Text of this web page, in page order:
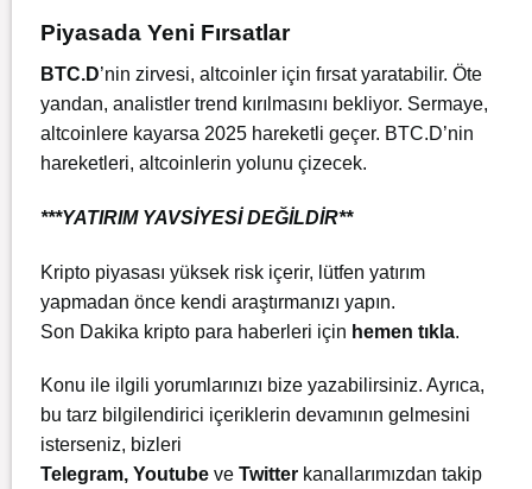
Piyasada Yeni Fırsatlar
BTC.D’nin zirvesi, altcoinler için fırsat yaratabilir. Öte
yandan, analistler trend kırılmasını bekliyor. Sermaye,
altcoinlere kayarsa 2025 hareketli geçer. BTC.D’nin
hareketleri, altcoinlerin yolunu çizecek.
***YATIRIM YAVSİYESİ DEĞİLDİR**
Kripto piyasası yüksek risk içerir, lütfen yatırım
yapmadan önce kendi araştırmanızı yapın.
Son Dakika kripto para haberleri için hemen tıkla.
Konu ile ilgili yorumlarınızı bize yazabilirsiniz. Ayrıca,
bu tarz bilgilendirici içeriklerin devamının gelmesini
isterseniz, bizleri
Telegram, Youtube ve Twitter kanallarımızdan takip